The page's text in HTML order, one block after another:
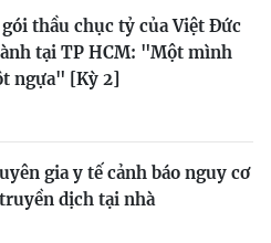
gói thầu chục tỷ của Việt Đức
tại TP HCM: "Một mình
ngựa" [Kỳ 2]
gia y tế cảnh báo nguy cơ
dịch tại nhà